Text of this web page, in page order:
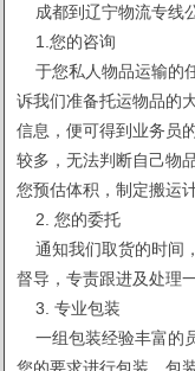
成都到辽宁物流专线
1.您的咨询
于您私人物品运输的
诉我们准备托运物品的
信息，便可得到业务员
较多，无法判断自己物
您预估体积，制定搬运
2. 您的委托
通知我们取货的时间
督导，专责跟进及处理
3. 专业包装
一组包装经验丰富的
您的要求进行包装。包